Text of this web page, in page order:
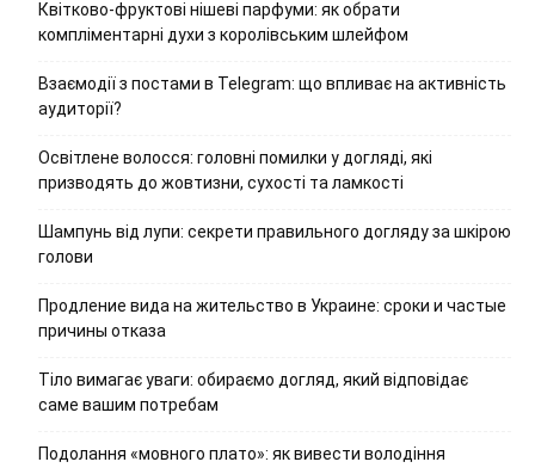
Квітково-фруктові нішеві парфуми: як обрати
компліментарні духи з королівським шлейфом
Взаємодії з постами в Telegram: що впливає на активність
аудиторії?
Освітлене волосся: головні помилки у догляді, які
призводять до жовтизни, сухості та ламкості
Шампунь від лупи: секрети правильного догляду за шкірою
голови
Продление вида на жительство в Украине: сроки и частые
причины отказа
Тіло вимагає уваги: обираємо догляд, який відповідає
саме вашим потребам
Подолання «мовного плато»: як вивести володіння